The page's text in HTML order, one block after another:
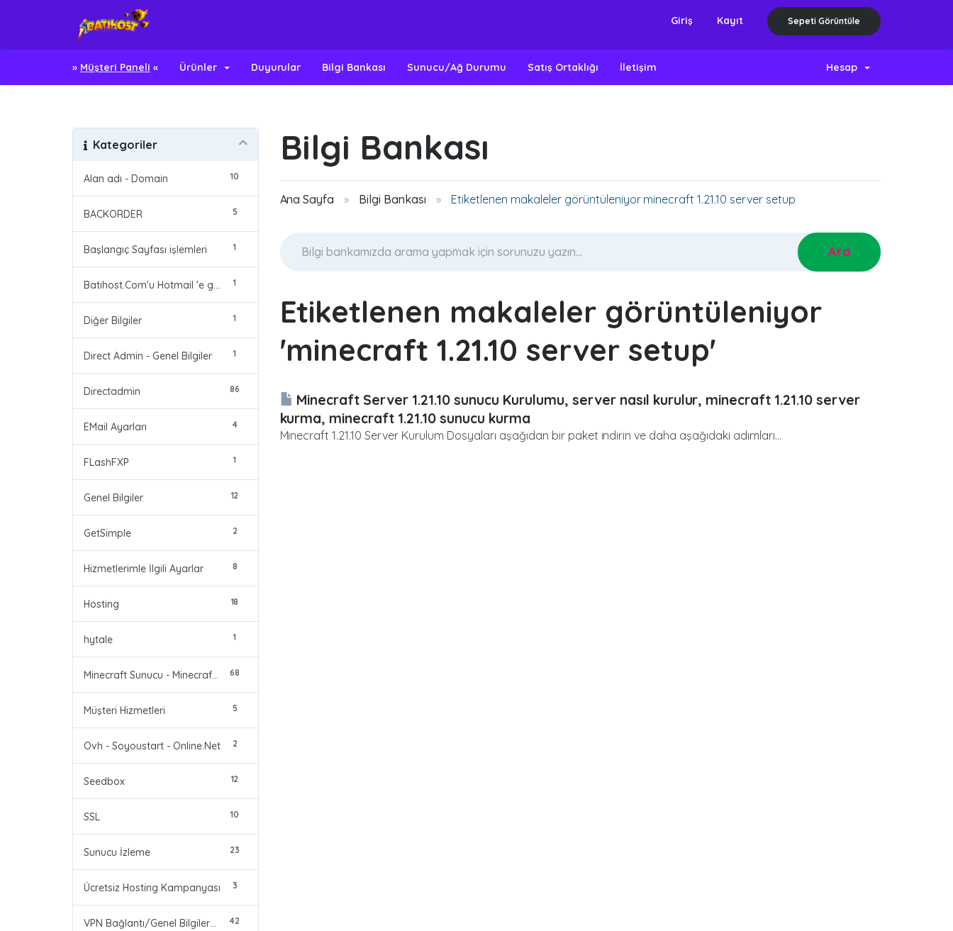
Giriş Kayıt Sepeti Görüntüle
» Müşteri Paneli « Ürünler Duyurular Bilgi Bankası Sunucu/Ağ Durumu Satış Ortaklığı İletişim Hesap
Bilgi Bankası
Ana Sayfa Bilgi Bankası Etiketlenen makaleler görüntüleniyor minecraft 1.21.10 server setup
Kategoriler
10
Alan adı - Domain
5
BACKORDER
1
Başlangıç Sayfası işlemleri
1
1
Diğer Bilgiler
1
Direct Admin - Genel Bilgiler
86
Directadmin
4
EMail Ayarları
1
FLashFXP
12
Genel Bilgiler
2
GetSimple
8
Hizmetlerimle İlgili Ayarlar
18
Hosting
1
hytale
68
Minecraft Sunucu - Minecraft Server
5
Müşteri Hizmetleri
2
Ovh - Soyoustart - Online.Net
12
Seedbox
10
SSL
23
Sunucu İzleme
3
Ücretsiz Hosting Kampanyası
42
VPN Bağlantı/Genel Bilgiler/Problemler
Etiketlenen makaleler görüntüleniyor
'minecraft 1.21.10 server setup'
Minecraft Server 1.21.10 sunucu Kurulumu, server nasıl kurulur, minecraft 1.21.10 server
kurma, minecraft 1.21.10 sunucu kurma
Minecraft 1.21.10 Server Kurulum Dosyaları aşağıdan bir paket indirin ve daha aşağıdaki adımları...